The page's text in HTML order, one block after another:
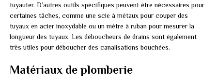
tuyauter. D’autres outils spécifiques peuvent être nécessaires pour
certaines tâches, comme une scie à métaux pour couper des
tuyaux en acier inoxydable ou un mètre à ruban pour mesurer la
longueur des tuyaux. Les déboucheurs de drains sont également
très utiles pour déboucher des canalisations bouchées.
Matériaux de plomberie